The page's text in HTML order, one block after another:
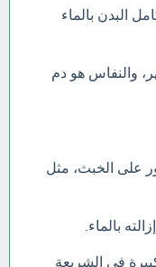
البدن بالماء
والنفاس هو دم
على الخبث، مثل
بالماء.
في الشريعة